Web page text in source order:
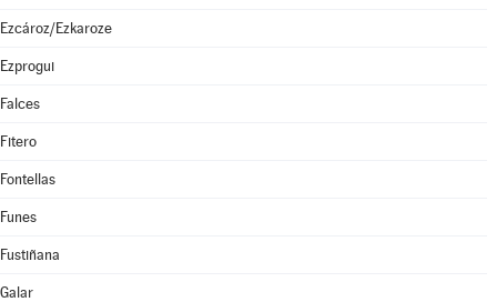
Ezcároz/Ezkaroze
Ezprogui
Falces
Fitero
Fontellas
Funes
Fustiñana
Galar